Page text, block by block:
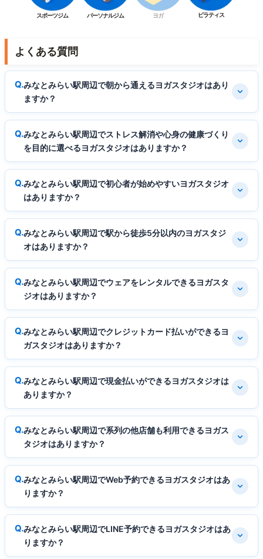
スポーツジム パーソナルジム ヨガ ピラティス
よくある質問
みなとみらい駅周辺で朝から通えるヨガスタジオはあり
ますか？
みなとみらい駅周辺でストレス解消や心身の健康づくり
を目的に選べるヨガスタジオはありますか？
みなとみらい駅周辺で初心者が始めやすいヨガスタジオ
はありますか？
みなとみらい駅周辺で駅から徒歩5分以内のヨガスタジ
オはありますか？
みなとみらい駅周辺でウェアをレンタルできるヨガスタ
ジオはありますか？
みなとみらい駅周辺でクレジットカード払いができるヨ
ガスタジオはありますか？
みなとみらい駅周辺で現金払いができるヨガスタジオは
ありますか？
みなとみらい駅周辺で系列の他店舗も利用できるヨガス
タジオはありますか？
みなとみらい駅周辺でWeb予約できるヨガスタジオはあ
りますか？
みなとみらい駅周辺でLINE予約できるヨガスタジオはあ
りますか？